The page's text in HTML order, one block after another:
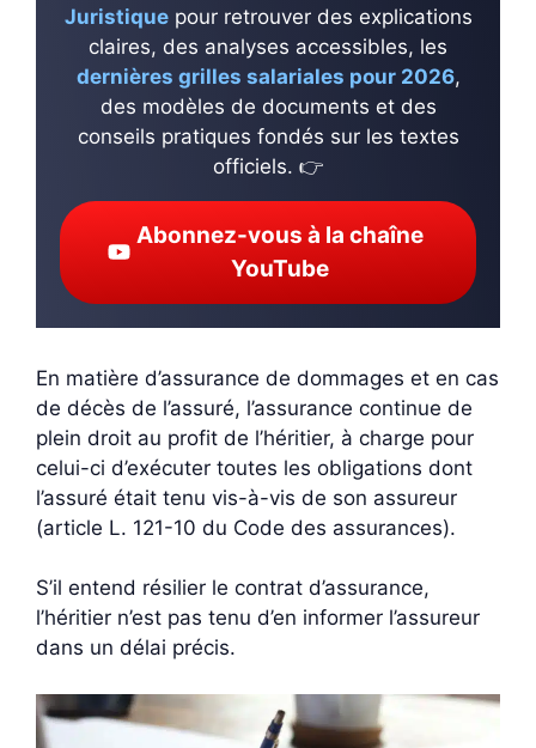
Juristiquepour retrouver des explications
claires, des analyses accessibles, les
dernières grilles salariales pour 2026,
des modèles de documents et des
conseils pratiques fondés sur les textes
officiels. 👉
Abonnez-vous à la chaîne
YouTube
En matière d’assurance de dommages et en cas
de décès de l’assuré, l’assurance continue de
plein droit au profit de l’héritier, à charge pour
celui-ci d’exécuter toutes les obligations dont
l’assuré était tenu vis-à-vis de son assureur
(article L. 121-10 du Code des assurances).
S’il entend résilier le contrat d’assurance,
l’héritier n’est pas tenu d’en informer l’assureur
dans un délai précis.